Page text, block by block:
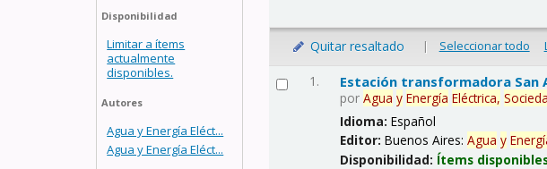
Disponibilidad
Limitar a ítems
actualmente
disponibles.
Autores
Agua y Energía Eléct...
Agua y Energía Eléct...
Quitar resaltado | Seleccionar todo
1. Estación transformadora San
porAgua y Energía Eléctrica,
Idioma:Español
Editor:Buenos Aires:Agua y
Disponibilidad: Ítems